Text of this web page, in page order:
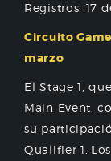
Registros: 17
Circuito
marzo
El Stage 1,
Main Event,
su
Qualifier 1.